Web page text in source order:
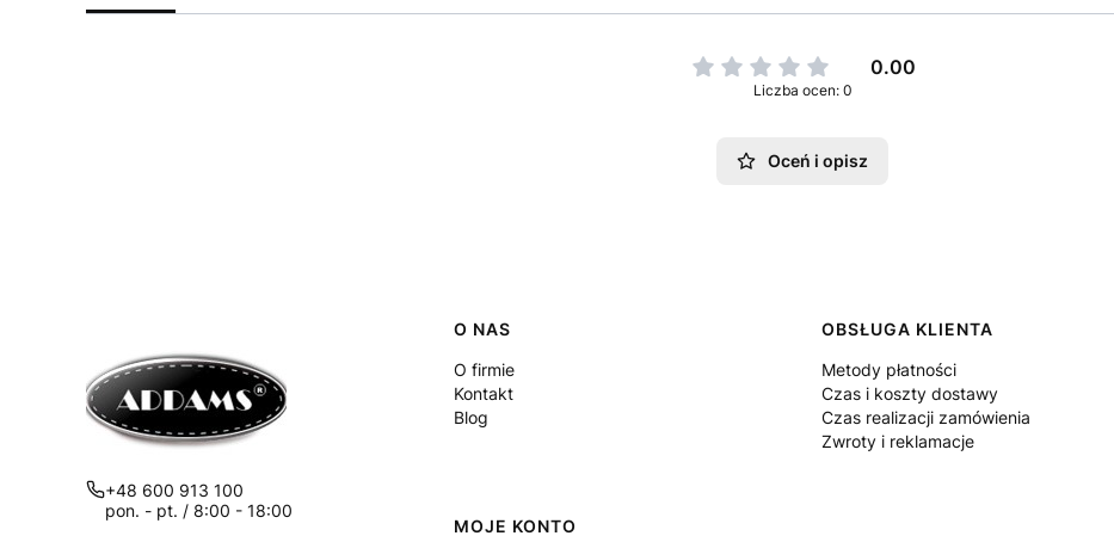
0.00
Liczba ocen: 0
Oceń i opisz
+48 600 913 100
pon. - pt. / 8:00 - 18:00
Linki w stopce
O NAS
O firmie
Kontakt
Blog
OBSŁUGA KLIENTA
Metody płatności
Czas i koszty dostawy
Czas realizacji zamówienia
Zwroty i reklamacje
MOJE KONTO